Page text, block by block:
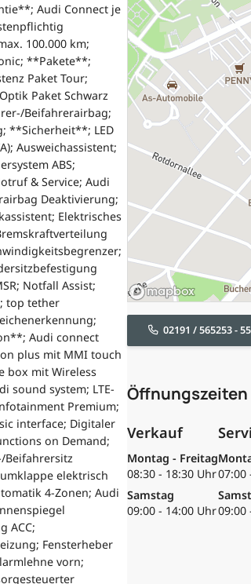
Audi Connect je
100.000 km;
**Pakete**;
Paket Tour;
Paket Schwarz
Beifahrerairbag;
**Sicherheit**; LED
Ausweichassistent;
ABS;
& Service; Audi
Deaktivierung;
Elektrisches
Notfall Assist;
top tether
Audi connect
plus mit MMI touch
box mit Wireless
sound system; LTE-
Premium;
interface; Digitaler
on Demand;
Beifahrersitz
elektrisch
4-Zonen; Audi
ACC;
Fensterheber
vorn;
02191 / 565253 - 55
Öffnungszeiten
Verkauf
Montag - Freitag
08:30 - 18:30 Uhr
Samstag
09:00 - 14:00 Uhr
07:00
09:00